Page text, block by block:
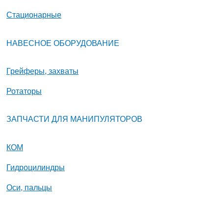
Стационарные
НАВЕСНОЕ ОБОРУДОВАНИЕ
Грейферы, захваты
Ротаторы
ЗАПЧАСТИ ДЛЯ МАНИПУЛЯТОРОВ
КОМ
Гидроцилиндры
Оси, пальцы